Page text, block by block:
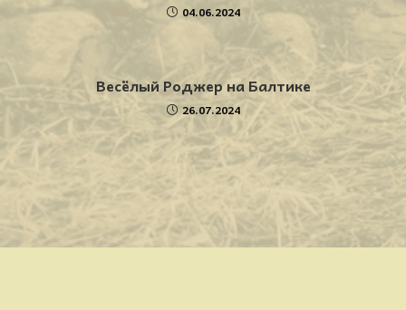
04.06.2024
Весёлый Роджер на Балтике
26.07.2024